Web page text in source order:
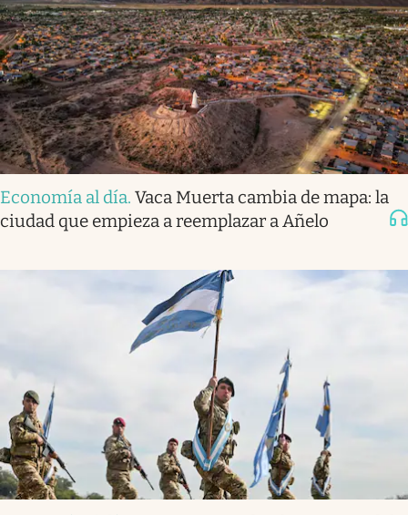
Economía al día. Vaca Muerta cambia de mapa: la
ciudad que empieza a reemplazar a Añelo